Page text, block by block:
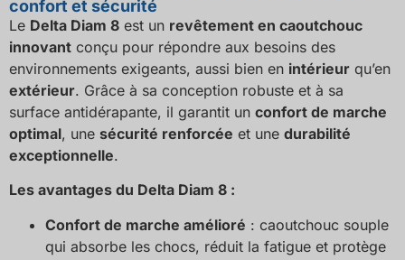
confort et sécurité
Le Delta Diam 8 est un revêtement en caoutchouc
innovant conçu pour répondre aux besoins des
environnements exigeants, aussi bien en intérieur qu’en
extérieur. Grâce à sa conception robuste et à sa
surface antidérapante, il garantit un confort de marche
optimal, une sécurité renforcée et une durabilité
exceptionnelle.
Les avantages du Delta Diam 8 :
Confort de marche amélioré : caoutchouc souple
qui absorbe les chocs, réduit la fatigue et protège